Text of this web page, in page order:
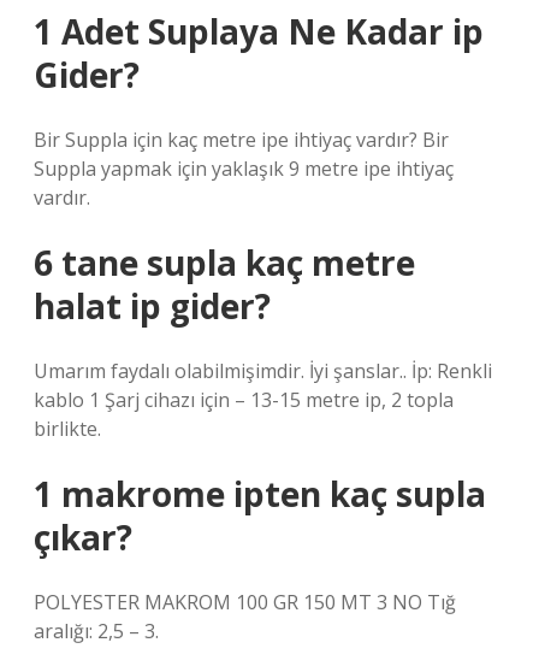
1 Adet Suplaya Ne Kadar ip
Gider?
Bir Suppla için kaç metre ipe ihtiyaç vardır? Bir
Suppla yapmak için yaklaşık 9 metre ipe ihtiyaç
vardır.
6 tane supla kaç metre
halat ip gider?
Umarım faydalı olabilmişimdir. İyi şanslar.. İp: Renkli
kablo 1 Şarj cihazı için – 13-15 metre ip, 2 topla
birlikte.
1 makrome ipten kaç supla
çıkar?
POLYESTER MAKROM 100 GR 150 MT 3 NO Tığ
aralığı: 2,5 – 3.